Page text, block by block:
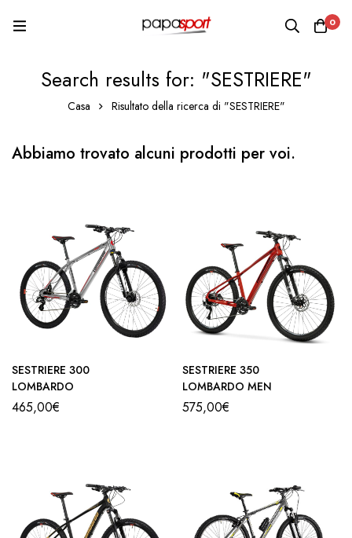
0
Search results for: "SESTRIERE"
Casa Risultato della ricerca di "SESTRIERE"
Abbiamo trovato alcuni prodotti per voi.
SESTRIERE 300
LOMBARDO
465,00€
SESTRIERE 350
LOMBARDO MEN
575,00€